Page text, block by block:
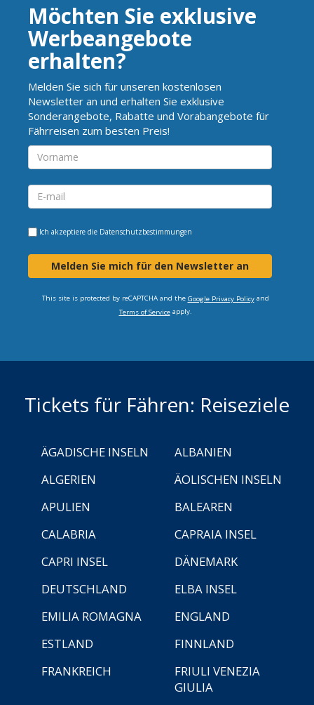
Möchten Sie exklusive
Werbeangebote
erhalten?
Melden Sie sich für unseren kostenlosen
Newsletter an und erhalten Sie exklusive
Sonderangebote, Rabatte und Vorabangebote für
Fährreisen zum besten Preis!
Ich akzeptiere die Datenschutzbestimmungen
Melden Sie mich für den Newsletter an
This site is protected by reCAPTCHA and the Google Privacy Policyand
Terms of Serviceapply.
Tickets für Fähren: Reiseziele
ÄGADISCHE INSELN
ALBANIEN
ALGERIEN
ÄOLISCHEN INSELN
APULIEN
BALEAREN
CALABRIA
CAPRAIA INSEL
CAPRI INSEL
DÄNEMARK
DEUTSCHLAND
ELBA INSEL
EMILIA ROMAGNA
ENGLAND
ESTLAND
FINNLAND
FRANKREICH
FRIULI VENEZIA
GIULIA